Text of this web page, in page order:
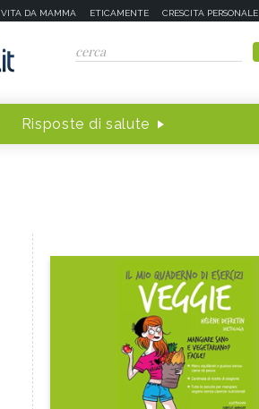
VITA DA MAMMA ETICAMENTE CRESCITA PERSONALE
Risposte di salute